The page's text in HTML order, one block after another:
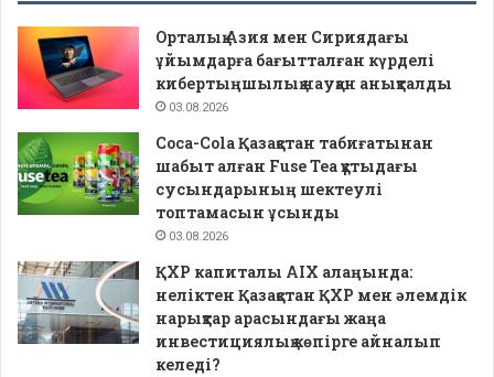
Орталық Азия мен Сириядағы
ұйымдарға бағытталған күрделі
кибертыңшылық науқан анықталды
03.08.2026
Coca-Cola Қазақстан табиғатынан
шабыт алған Fuse Tea құтыдағы
сусындарының шектеулі
топтамасын ұсынды
03.08.2026
ҚХР капиталы AIX алаңында:
неліктен Қазақстан ҚХР мен әлемдік
нарықтар арасындағы жаңа
инвестициялық көпірге айналып
келеді?